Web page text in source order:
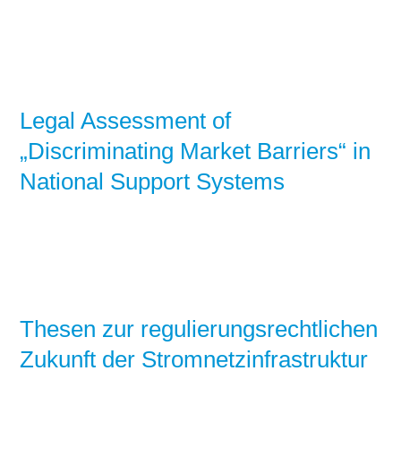
Legal Assessment of
„Discriminating Market Barriers“ in
National Support Systems
Thesen zur regulierungsrechtlichen
Zukunft der Stromnetzinfrastruktur